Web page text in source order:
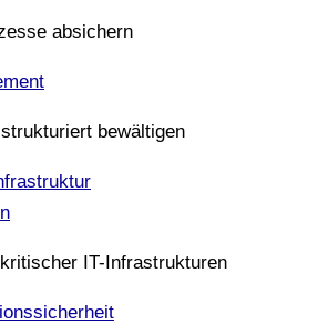
absichern
bewältigen
IT-Infrastrukturen